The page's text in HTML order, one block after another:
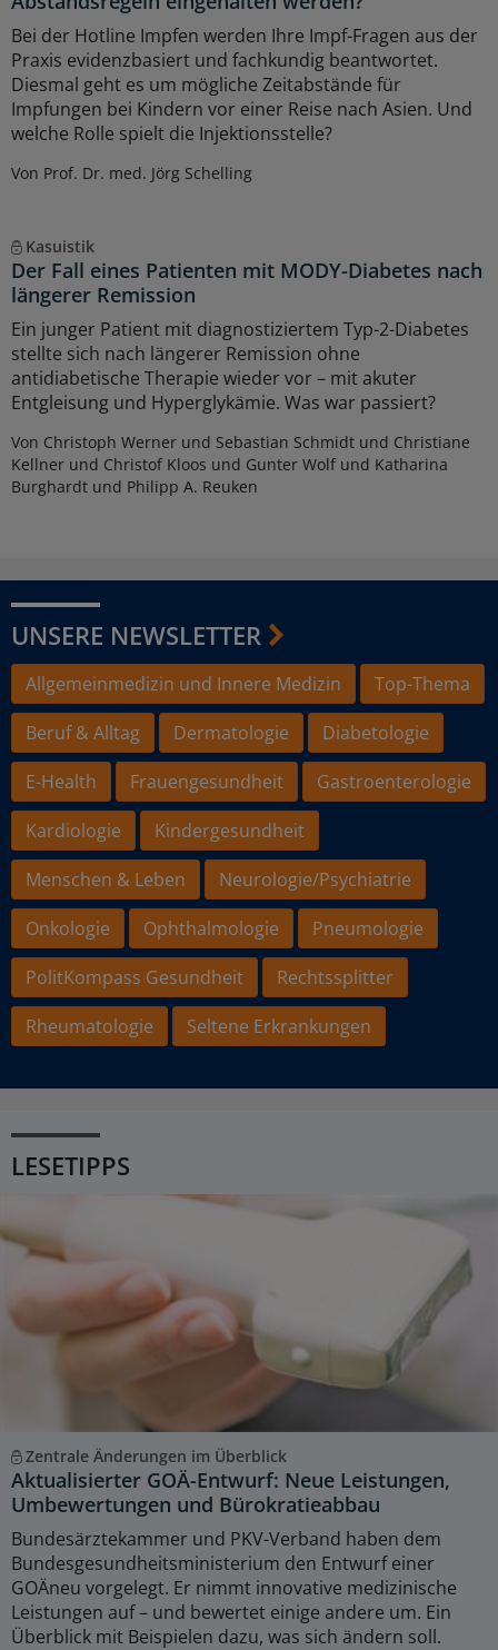
Bei der Hotline Impfen werden Ihre Impf-Fragen aus der
Praxis evidenzbasiert und fachkundig beantwortet.
Diesmal geht es um mögliche Zeitabstände für
Impfungen bei Kindern vor einer Reise nach Asien. Und
welche Rolle spielt die Injektionsstelle?
Von Prof. Dr. med. Jörg Schelling
Kasuistik
Der Fall eines Patienten mit MODY-Diabetes nach
längerer Remission
Ein junger Patient mit diagnostiziertem Typ-2-Diabetes
stellte sich nach längerer Remission ohne
antidiabetische Therapie wieder vor – mit akuter
Entgleisung und Hyperglykämie. Was war passiert?
Von Christoph Werner und Sebastian Schmidt und Christiane
Kellner und Christof Kloos und Gunter Wolf und Katharina
Burghardt und Philipp A. Reuken
UNSERE NEWSLETTER
Allgemeinmedizin und Innere Medizin
Top-Thema
Beruf & Alltag
Dermatologie
Diabetologie
E-Health
Frauengesundheit
Gastroenterologie
Kardiologie
Kindergesundheit
Menschen & Leben
Neurologie/Psychiatrie
Onkologie
Ophthalmologie
Pneumologie
PolitKompass Gesundheit
Rechtssplitter
Rheumatologie
Seltene Erkrankungen
LESETIPPS
Zentrale Änderungen im Überblick
Aktualisierter GOÄ-Entwurf: Neue Leistungen,
Umbewertungen und Bürokratieabbau
Bundesärztekammer und PKV-Verband haben dem
Bundesgesundheitsministerium den Entwurf einer
GOÄneu vorgelegt. Er nimmt innovative medizinische
Leistungen auf – und bewertet einige andere um. Ein
Überblick mit Beispielen dazu, was sich ändern soll.